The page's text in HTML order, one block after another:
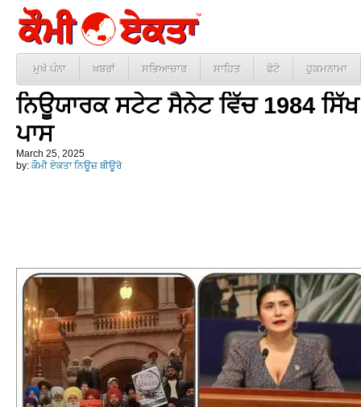
ਮੁਖੱ ਪੰਨਾ ਖ਼ਬਰਾਂ ਸਭਿਆਚਾਰ ਸਾਹਿਤ ਫੋਟੋ ਹੁਕਮਨਾਮਾ
ਨਿਊਯਾਰਕ ਸਟੇਟ ਸੈਨੇਟ ਵਿੱਚ 1984
ਪਾਸ
March 25, 2025
by: ਕੌਮੀ ਏਕਤਾ ਨਿਊਜ਼ ਬੀਊਰੋ